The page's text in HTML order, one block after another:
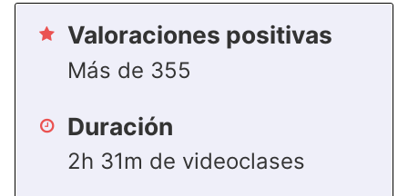
Valoraciones positivas
Más de 355
Duración
2h 31m de videoclases